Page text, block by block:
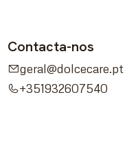
Contacta-nos
geral@dolcecare.pt
+351932607540